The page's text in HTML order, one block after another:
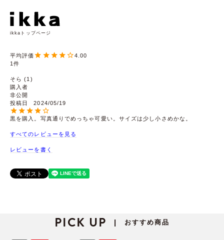
ikkaトップページ
4.00
1
そら
1
購入者
非公開
投稿日
2024/05/19
黒を購入。写真通りでめっちゃ可愛い。サイズは少し小さめかな。
すべてのレビューを見る
レビューを書く
PICK UP | おすすめ商品